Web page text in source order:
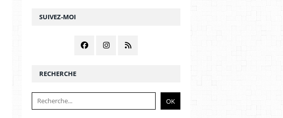
SUIVEZ-MOI
RECHERCHE